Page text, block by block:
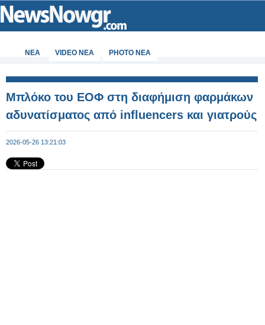
ΝΕΑ VIDEO NEA PHOTO NEA
Μπλόκο του ΕΟΦ στη διαφήμιση φαρμάκων
αδυνατίσματος από influencers και γιατρούς
2026-05-26 13:21:03